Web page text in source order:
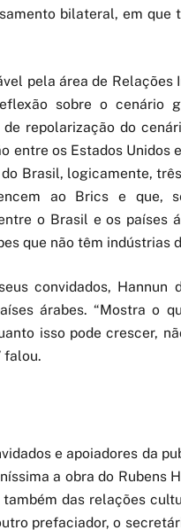
bilateral, em
pela área de
sobre o cenário
repolarização do
entre os Estados Unidos
Brasil, logicamente,
ao Brics e que,
o Brasil e os países
que não têm indústrias
convidados,
árabes. “Mostra o
isso pode crescer,
falou.
e apoiadores da
a obra do Rubens
das relações
prefaciador, o